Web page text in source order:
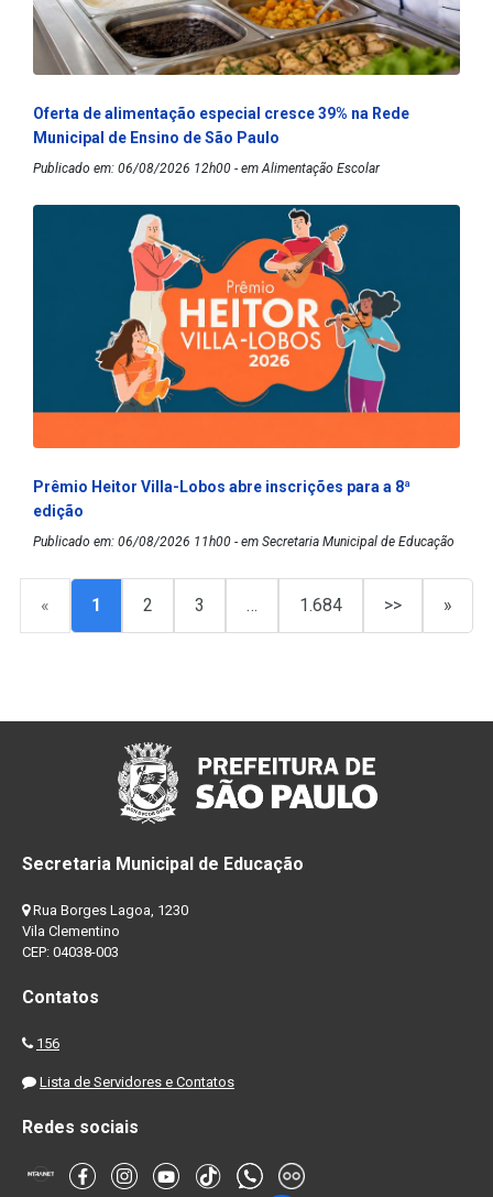
Oferta de alimentação especial cresce 39% na Rede
Municipal de Ensino de São Paulo
Publicado em: 06/08/2026 12h00 - em Alimentação Escolar
Prêmio Heitor Villa-Lobos abre inscrições para a 8ª
edição
Publicado em: 06/08/2026 11h00 - em Secretaria Municipal de Educação
« 1 2 3 … 1.684 >> »
Secretaria Municipal de Educação
Rua Borges Lagoa, 1230
Vila Clementino
CEP: 04038-003
Contatos
156
Lista de Servidores e Contatos
Redes sociais